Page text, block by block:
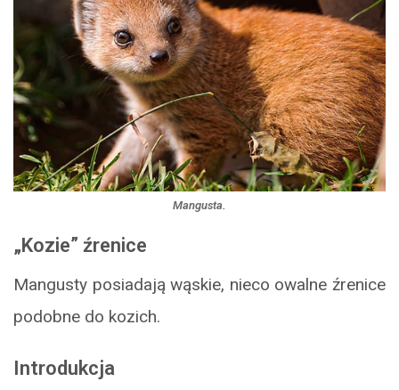
Mangusta.
„Kozie” źrenice
Mangusty posiadają wąskie, nieco owalne źrenice
podobne do kozich.
Introdukcja